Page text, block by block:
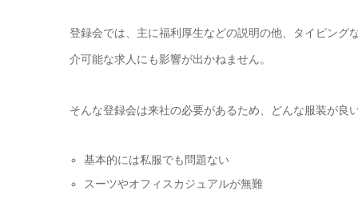
登録会では、主に福利厚生などの説明の他、タイピング
介可能な求人にも影響が出かねません。
そんな登録会は来社の必要があるため、どんな服装が
基本的には私服でも問題ない
スーツやオフィスカジュアルが無難